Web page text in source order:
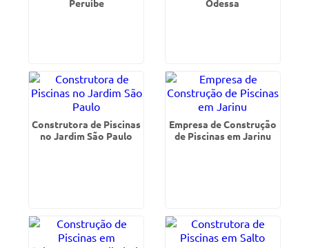
Peruíbe Odessa
Construtora de Piscinas
no Jardim São Paulo
Empresa de Construção
de Piscinas em Jarinu